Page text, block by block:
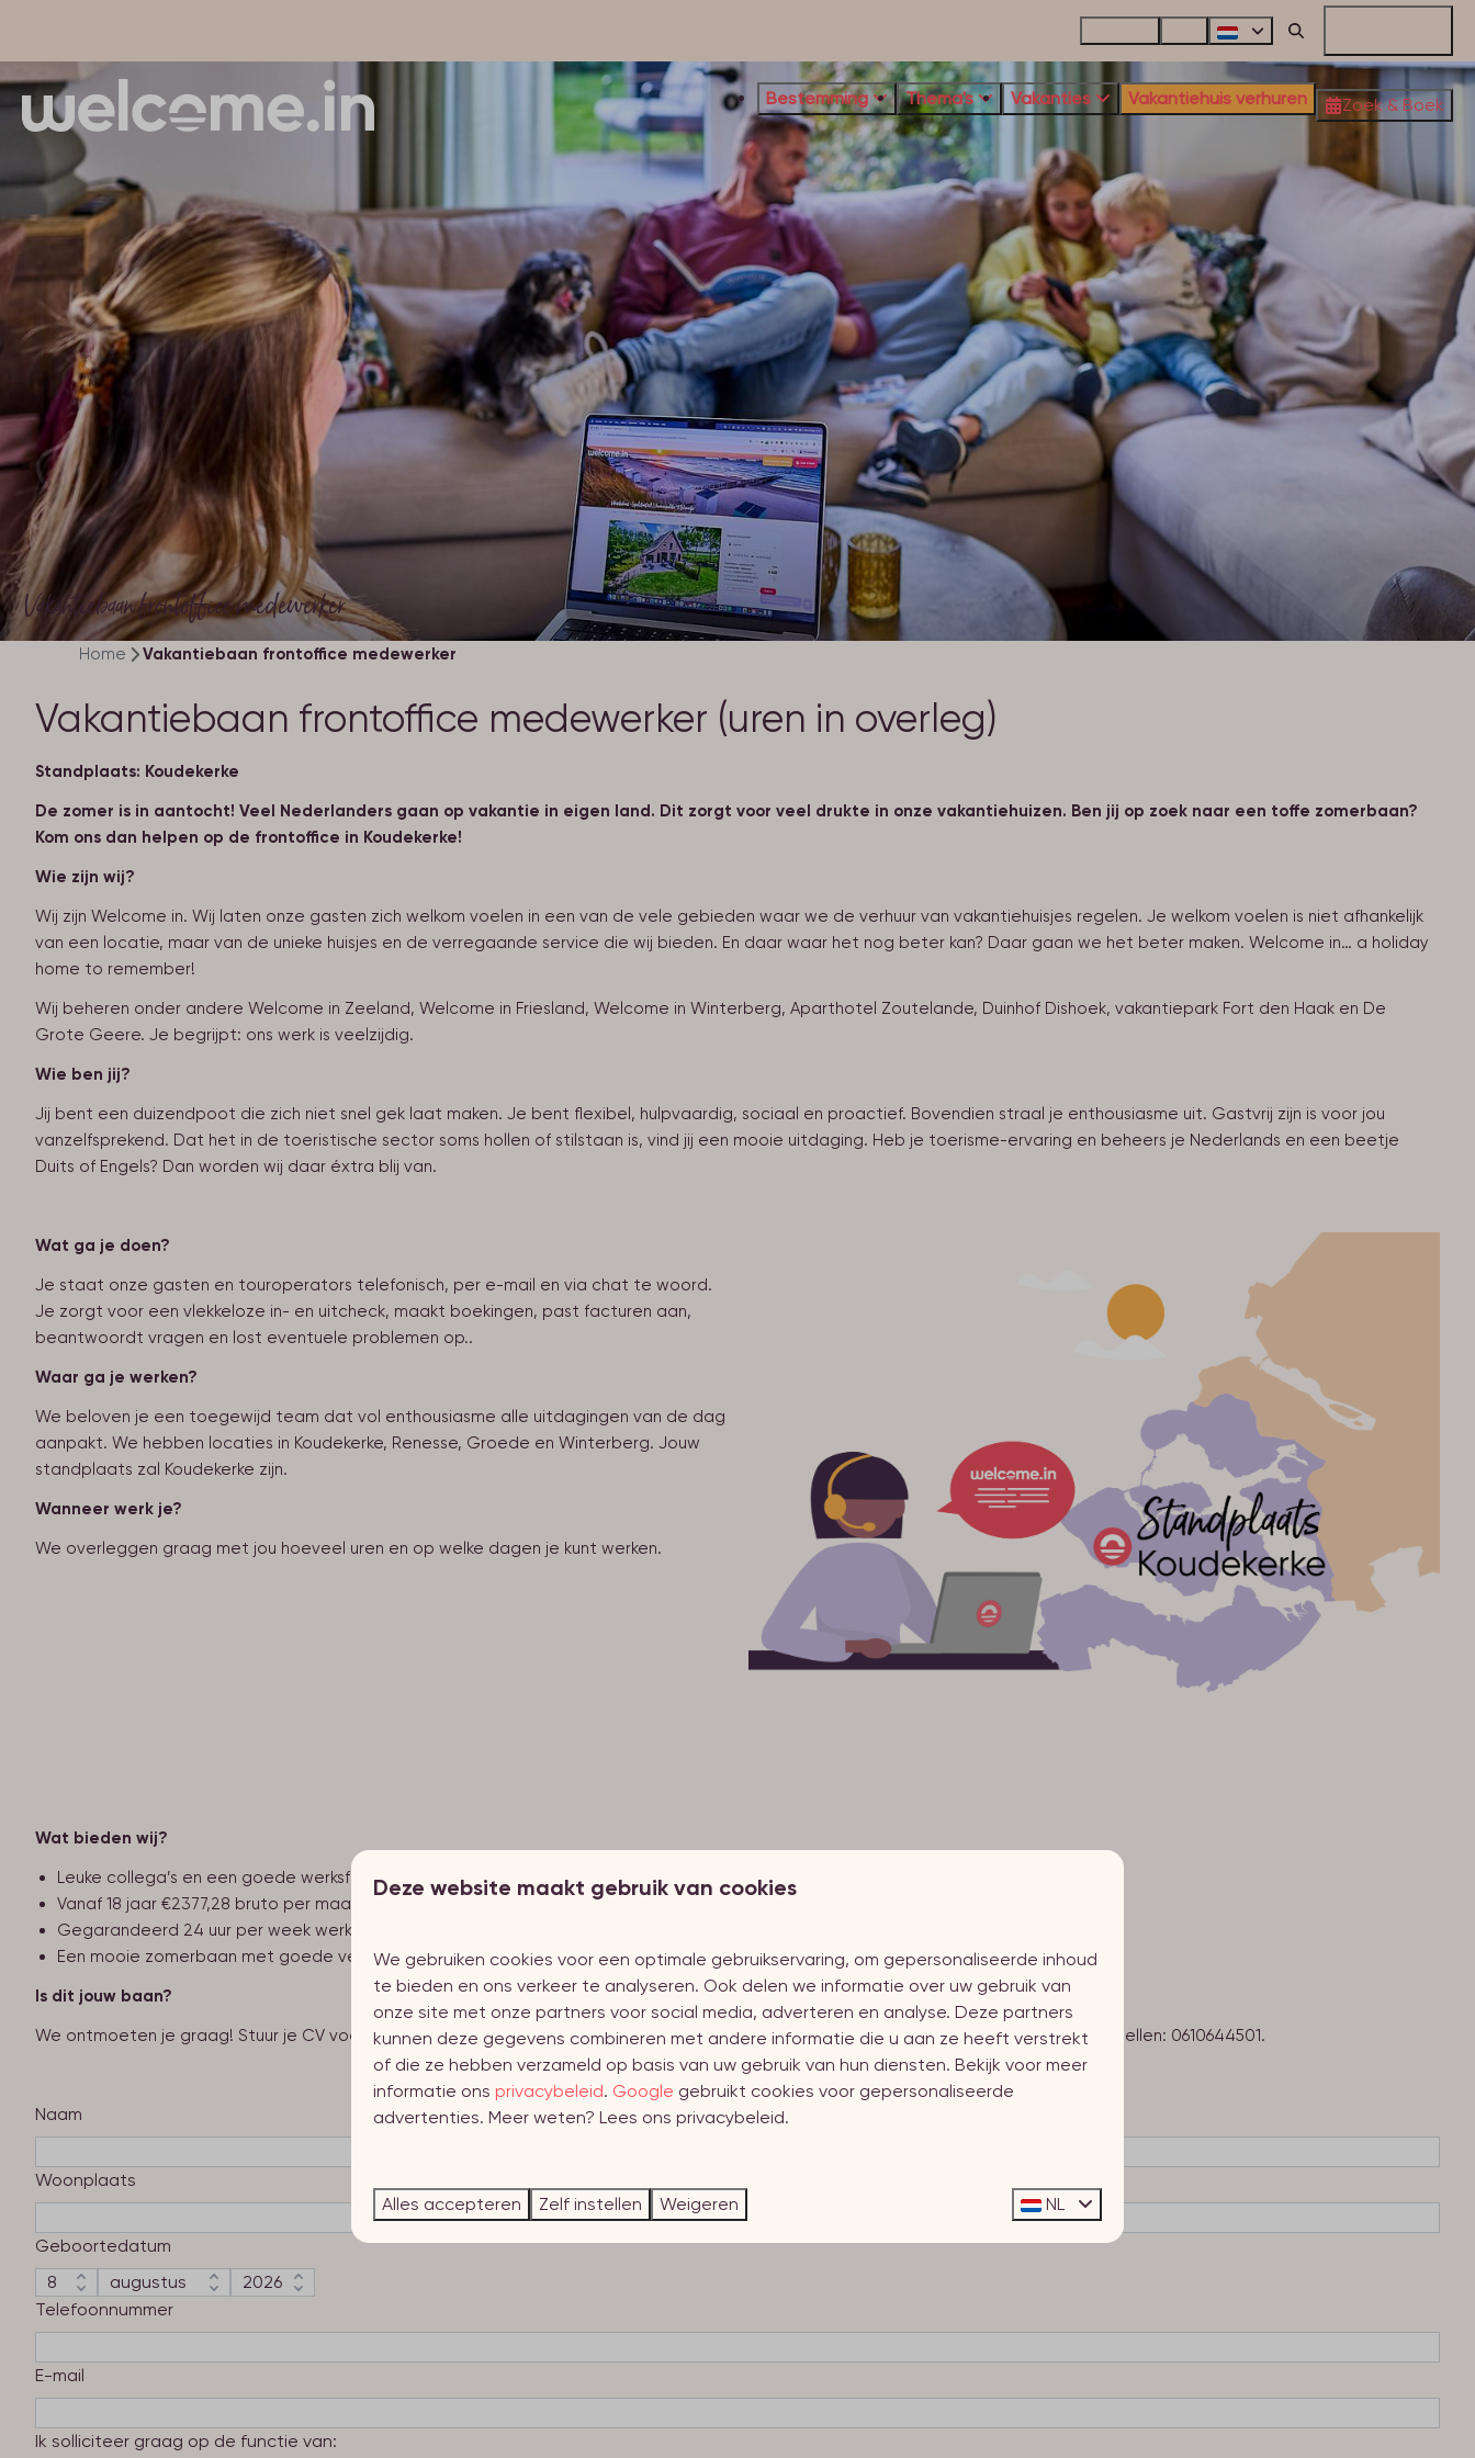
Bestemming Thema's Vakanties Vakantiehuis verhuren Zoek & Boek
Vakantiebaan frontoffice medewerker
Home Vakantiebaan frontoffice medewerker
Vakantiebaan frontoffice medewerker (uren in overleg)
Standplaats: Koudekerke
De zomer is in aantocht! Veel Nederlanders gaan op vakantie in eigen land. Dit zorgt voor veel drukte in onze vakantiehuizen. Ben jij op zoek naar een toffe zomerbaan?
Kom ons dan helpen op de frontoffice in Koudekerke!
Wie zijn wij?
Wij zijn Welcome in. Wij laten onze gasten zich welkom voelen in een van de vele gebieden waar we de verhuur van vakantiehuisjes regelen. Je welkom voelen is niet afhankelijk
van een locatie, maar van de unieke huisjes en de verregaande service die wij bieden. En daar waar het nog beter kan? Daar gaan we het beter maken. Welcome in… a holiday
home to remember!
Wij beheren onder andere Welcome in Zeeland, Welcome in Friesland, Welcome in Winterberg, Aparthotel Zoutelande, Duinhof Dishoek, vakantiepark Fort den Haak en De
Grote Geere. Je begrijpt: ons werk is veelzijdig.
Wie ben jij?
Jij bent een duizendpoot die zich niet snel gek laat maken. Je bent flexibel, hulpvaardig, sociaal en proactief. Bovendien straal je enthousiasme uit. Gastvrij zijn is voor jou
vanzelfsprekend. Dat het in de toeristische sector soms hollen of stilstaan is, vind jij een mooie uitdaging. Heb je toerisme-ervaring en beheers je Nederlands en een beetje
Duits of Engels? Dan worden wij daar éxtra blij van.
Wat ga je doen?
Je staat onze gasten en touroperators telefonisch, per e-mail en via chat te woord.
Je zorgt voor een vlekkeloze in- en uitcheck, maakt boekingen, past facturen aan,
beantwoordt vragen en lost eventuele problemen op..
Waar ga je werken?
We beloven je een toegewijd team dat vol enthousiasme alle uitdagingen van de dag
aanpakt. We hebben locaties in Koudekerke, Renesse, Groede en Winterberg. Jouw
standplaats zal Koudekerke zijn.
Wanneer werk je?
We overleggen graag met jou hoeveel uren en op welke dagen je kunt werken.
Wat bieden wij?
Leuke collega’s en een goede werksfeer
Vanaf 18 jaar €2377,28 bruto per maand
Gegarandeerd 24 uur per week werk
Een mooie zomerbaan met goede verdiensten en voldoende vrije tijd
Is dit jouw baan?
We ontmoeten je graag! Stuur je CV voor 5 mei naar Diana Blom, manager frontoffice:diana@welcome.in. Voor vragen kun je Diana ook bellen: 0610644501.
Naam
Woonplaats
Geboortedatum
Telefoonnummer
E-mail
Ik solliciteer graag op de functie van:
Deze website maakt gebruik van cookies
We gebruiken cookies voor een optimale gebruikservaring, om gepersonaliseerde inhoud
te bieden en ons verkeer te analyseren. Ook delen we informatie over uw gebruik van
onze site met onze partners voor social media, adverteren en analyse. Deze partners
kunnen deze gegevens combineren met andere informatie die u aan ze heeft verstrekt
of die ze hebben verzameld op basis van uw gebruik van hun diensten. Bekijk voor meer
informatie ons privacybeleid. Google gebruikt cookies voor gepersonaliseerde
advertenties. Meer weten? Lees ons privacybeleid.
Alles accepteren Zelf instellen Weigeren NL